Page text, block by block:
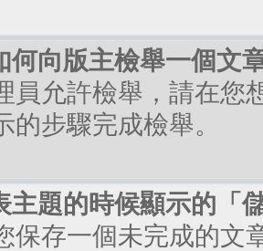
何向版主檢舉一個文
員允許檢舉，請在您
的步驟完成檢舉。
主題的時候顯示的「
保存一個未完成的文